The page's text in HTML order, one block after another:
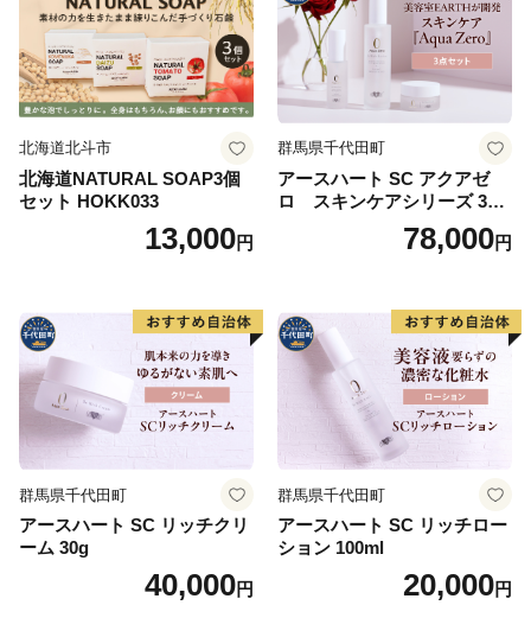
みなさまからのご寄附は、地域活性化に資するものや公
共施設の整備、街並み保存、教育・福祉など、未来に向
けて持続的に発展するまちづくりの費用として、有効に
活用させていただきます。
「ばらのまち福山」へのご支援を心よりお待ちしていま
す。
北海道北斗市
北海道NATURAL SOAP3個
セット HOKK033
13,000円
群馬県千代田町
アースハート SC アクアゼ
ロ スキンケアシリーズ 3点
78,000円
群馬県千代田町
アースハート SC リッチクリ
ーム 30g
40,000円
群馬県千代田町
アースハート SC リッチロー
ション 100ml
20,000円